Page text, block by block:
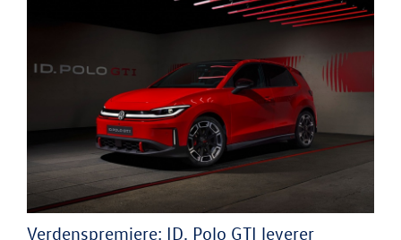
Verdenspremiere: ID. Polo GTI leverer